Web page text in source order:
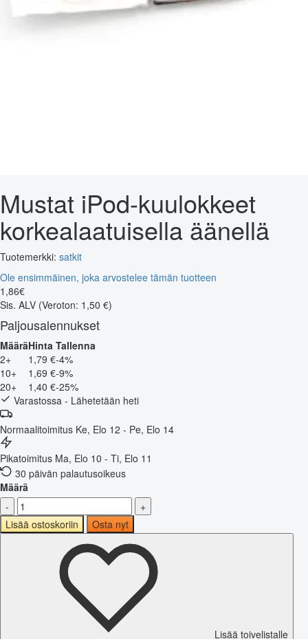
Mustat iPod-kuulokkeet
korkealaatuisella äänellä
Tuotemerkki: satkit
Ole ensimmäinen, joka arvostelee tämän tuotteen
1 ,86€
Sis. ALV (Veroton: 1,50 €)
Paljousalennukset
MääräHinta Tallenna
2+
1,79 €-4%
10+
1,69 €-9%
20+
1,40 €-25%
Varastossa - Lähetetään heti
Normaalitoimitus Ke, Elo 12 - Pe, Elo 14
Pikatoimitus Ma, Elo 10 - Ti, Elo 11
30 päivän palautusoikeus
Määrä
-
+
Lisää ostoskoriin
Osta nyt
Lisää toivelistalle